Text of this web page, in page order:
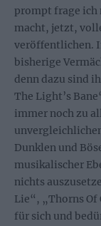
prompt frage ich
macht, jetzt,
veröffentlichen.
bisherige
denn dazu sind
The Light’s
immer noch zu
Dunklen und
musikalischer
nichts
Lie“, „Thorns Of
für sich und